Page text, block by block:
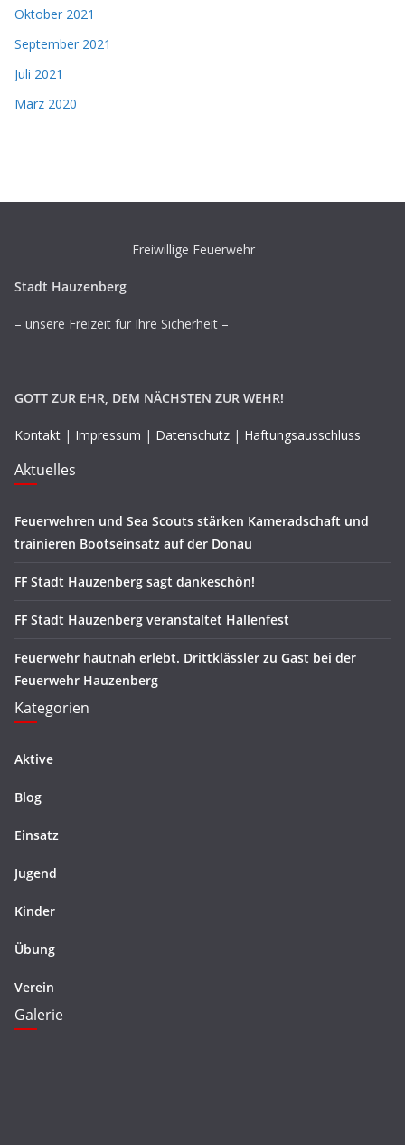
Oktober 2021
September 2021
Juli 2021
März 2020
Freiwillige Feuerwehr
Stadt Hauzenberg
– unsere Freizeit für Ihre Sicherheit –
GOTT ZUR EHR, DEM NÄCHSTEN ZUR WEHR!
Kontakt | Impressum | Datenschutz | Haftungsausschluss
Aktuelles
Feuerwehren und Sea Scouts stärken Kameradschaft und
trainieren Bootseinsatz auf der Donau
FF Stadt Hauzenberg sagt dankeschön!
FF Stadt Hauzenberg veranstaltet Hallenfest
Feuerwehr hautnah erlebt. Drittklässler zu Gast bei der
Feuerwehr Hauzenberg
Kategorien
Aktive
Blog
Einsatz
Jugend
Kinder
Übung
Verein
Galerie